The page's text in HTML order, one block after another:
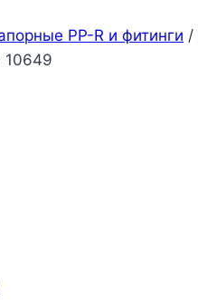
PP-R и фитинги /
10649